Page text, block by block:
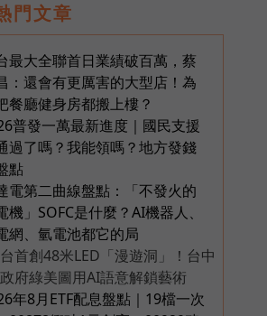
門文章
最大全聯首日業績破百萬，蔡
：還會有更厲害的大型店！為
餐廳健身房都搬上樓？
普發一萬最新進度｜國民支援
過了嗎？我能領嗎？地方發錢
點
電第二曲線盤點：「不發火的
機」SOFC是什麼？AI機器人、
網、氫電池都它的局
首創48米LED「漫遊洞」！台中
府綠美圖用AI語意解鎖藝術
年8月ETF配息盤點｜19檔一次